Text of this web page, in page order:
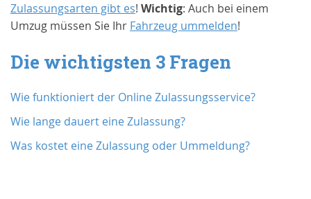
Zulassungsarten gibt es! Wichtig: Auch bei einem
Umzug müssen Sie Ihr Fahrzeug ummelden!
Die wichtigsten 3 Fragen
Wie funktioniert der Online Zulassungsservice?
Wie lange dauert eine Zulassung?
Was kostet eine Zulassung oder Ummeldung?